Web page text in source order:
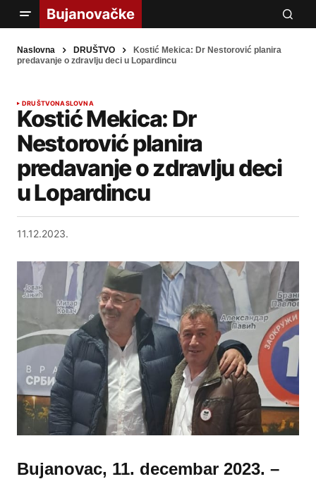
Naslovna DRUŠTVO
Kostić Mekica: Dr Nestorović planira
predavanje o zdravlju deci u Lopardincu
DRUŠTVONASLOVNA
Kostić Mekica: Dr
Nestorović planira
predavanje o zdravlju deci
u Lopardincu
11.12.2023.
Bujanovac, 11. decembar 2023. –